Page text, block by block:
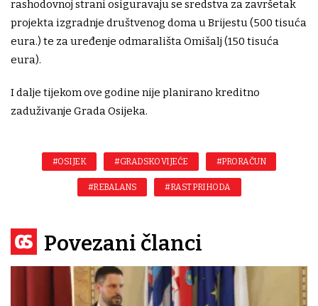
rashodovnoj strani osiguravaju se sredstva za završetak
projekta izgradnje društvenog doma u Brijestu (500 tisuća
eura.) te za uređenje odmarališta Omišalj (150 tisuća
eura).
I dalje tijekom ove godine nije planirano kreditno
zaduživanje Grada Osijeka.
#OSIJEK #GRADSKO VIJEĆE #PRORAČUN
#REBALANS #RAST PRIHODA
Povezani članci